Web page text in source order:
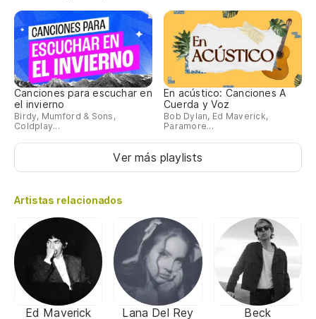
Canciones para escuchar en
el invierno
Birdy, Mumford & Sons,
Coldplay...
En acústico: Canciones A
Cuerda y Voz
Bob Dylan, Ed Maverick,
Paramore...
Ver más playlists
Artistas relacionados
Ed Maverick Lana Del Rey Beck